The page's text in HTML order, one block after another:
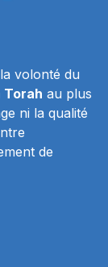
volonté du
Torah au plus
ni la qualité
de